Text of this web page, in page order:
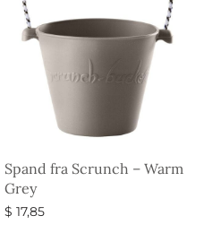
Spand fra Scrunch – Warm
Grey
$ 17,85